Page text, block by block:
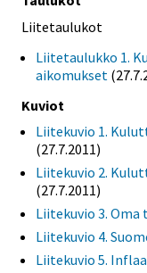
Liitetaulukot
Liitetaulukko 1.
aikomukset
Kuviot
Liitekuvio 1.
(27.7.2011)
Liitekuvio 2.
(27.7.2011)
Liitekuvio 3. Oma
Liitekuvio 4.
Liitekuvio 5.